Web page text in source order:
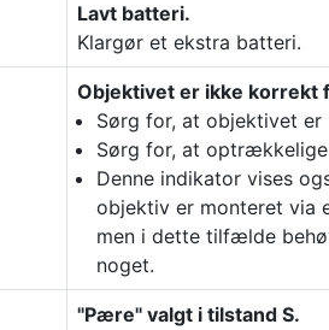
Lavt batteri.
Klargør et ekstra batteri.
Objektivet er ikke korrekt
Sørg for, at objektivet
Sørg for, at
Denne indikator vises
objektiv er monteret via
men i dette tilfælde
noget.
"Pære" valgt i tilstand S.